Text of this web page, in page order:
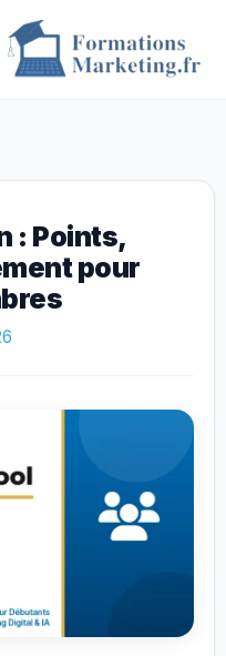
: Points,
pour